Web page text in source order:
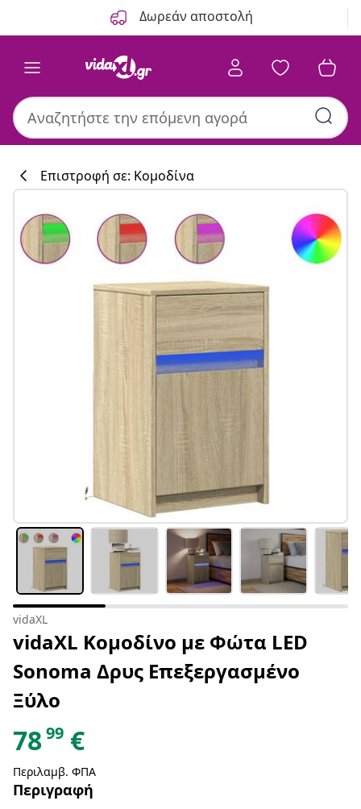
Δωρεάν αποστολή
#sharemevidaxl
Συλλογή
Επιστροφή σε: Κομοδίνα
vidaXL
vidaXL Κομοδίνο με Φώτα LED
Sonoma Δρυς Επεξεργασμένο
Ξύλο
7899 €
Περιλαμβ. ΦΠΑ
Περιγραφή